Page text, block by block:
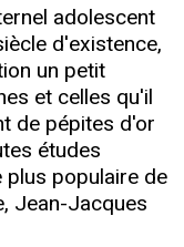
adolescent
d'existence,
un petit
et celles qu'il
de pépites d'or
études
populaire de
Jean-Jacques